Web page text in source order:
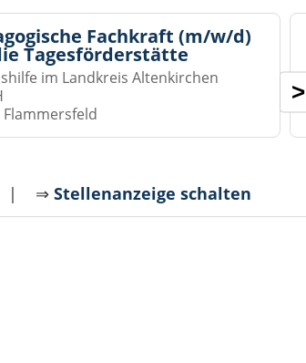
Fachkraft (m/w/d)
Tagesförderstätte
im Landkreis Altenkirchen
Flammersfeld
>
| ⇒Stellenanzeige schalten